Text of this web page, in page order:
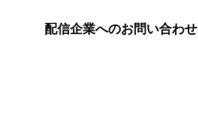
配信企業へのお問い合わせ